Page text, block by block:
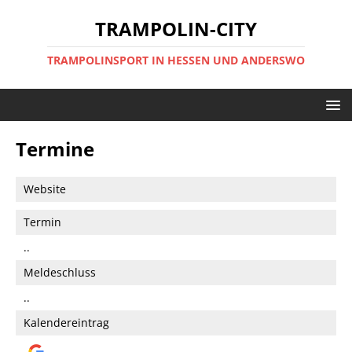
TRAMPOLIN-CITY
TRAMPOLINSPORT IN HESSEN UND ANDERSWO
Termine
Website
Termin
..
Meldeschluss
..
Kalendereintrag